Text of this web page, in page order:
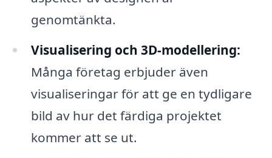
genomtänkta.
Visualisering och 3D-modellering:
Många företag erbjuder även
visualiseringar för att ge en tydligare
bild av hur det färdiga projektet
kommer att se ut.